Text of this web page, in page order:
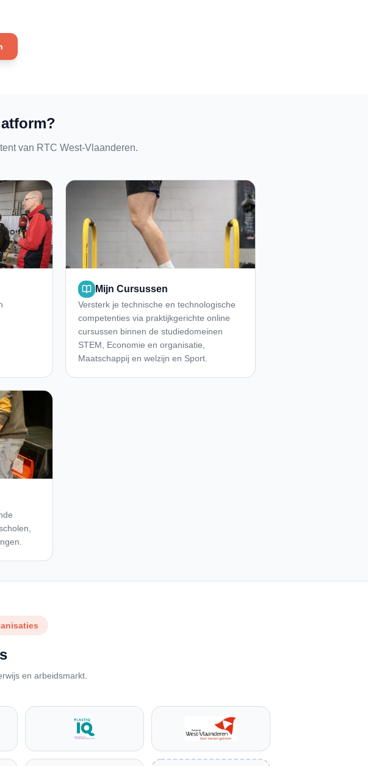
van RTC West-Vlaanderen.
Mijn Cursussen
Versterk je technische en technologische
competenties via praktijkgerichte online
cursussen binnen de studiedomeinen
STEM, Economie en organisatie,
Maatschappij en welzijn en Sport.
en arbeidsmarkt.